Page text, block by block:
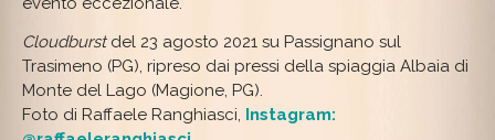
Cloudburstdel 23 agosto 2021 su Passignano sul
Trasimeno (PG), ripreso dai pressi della spiaggia Albaia di
Monte del Lago (Magione, PG).
Foto di Raffaele Ranghiasci, Instagram: